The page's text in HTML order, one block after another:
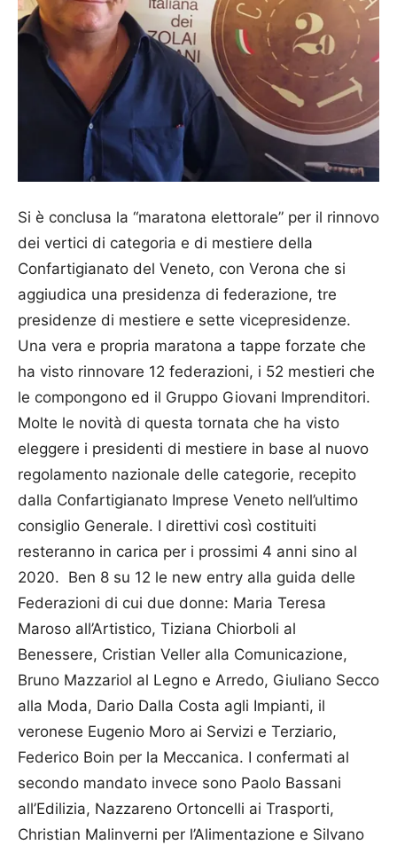
Si è conclusa la “maratona elettorale” per il rinnovo
dei vertici di categoria e di mestiere della
Confartigianato del Veneto, con Verona che si
aggiudica una presidenza di federazione, tre
presidenze di mestiere e sette vicepresidenze.
Una vera e propria maratona a tappe forzate che
ha visto rinnovare 12 federazioni, i 52 mestieri che
le compongono ed il Gruppo Giovani Imprenditori.
Molte le novità di questa tornata che ha visto
eleggere i presidenti di mestiere in base al nuovo
regolamento nazionale delle categorie, recepito
dalla Confartigianato Imprese Veneto nell’ultimo
consiglio Generale. I direttivi così costituiti
resteranno in carica per i prossimi 4 anni sino al
2020. Ben 8 su 12 le new entry alla guida delle
Federazioni di cui due donne: Maria Teresa
Maroso all’Artistico, Tiziana Chiorboli al
Benessere, Cristian Veller alla Comunicazione,
Bruno Mazza­riol al Legno e Arredo, Giuliano Secco
alla Moda, Dario Dalla Costa agli Impianti, il
veronese Eugenio Moro ai Servizi e Terziario,
Federico Boin per la Meccanica. I confermati al
secondo mandato invece sono Paolo Bassani
all’Edilizia, Nazzareno Ortoncelli ai Trasporti,
Christian Malinverni per l’Alimentazione e Silvano